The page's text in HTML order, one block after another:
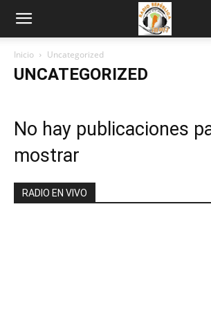
Inicio Uncategorized
UNCATEGORIZED
No hay publicaciones
mostrar
RADIO EN VIVO